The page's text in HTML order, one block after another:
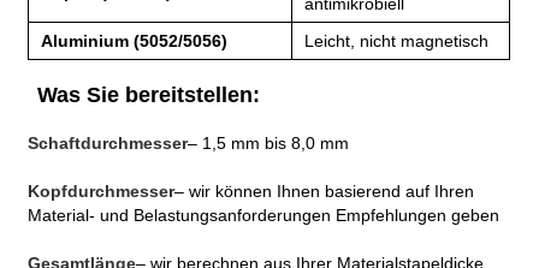
Aluminium (5052/5056)
Leicht, nicht magnetisch
Was Sie bereitstellen:
Schaftdurchmesser– 1,5 mm bis 8,0 mm
Kopfdurchmesser– wir können Ihnen basierend auf Ihren
Material- und Belastungsanforderungen Empfehlungen geben
Gesamtlänge– wir berechnen aus Ihrer Materialstapeldicke